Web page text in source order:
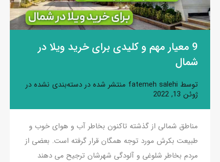
9 معیار مهم و کلیدی برای خرید ویلا در
شمال
توسط fatemeh salehi منتشر شده در دسته‌بندی نشده در
ژوئن 13, 2022
مناطق شمالی از گذشته تاکنون بخاطر آب و هوای خوب و
طبیعت بکرش مورد توجه همگان قرار گرفته است. بعضی از
مردم بخاطر شلوغی و آلودگی شهرشان ترجیح می دهند